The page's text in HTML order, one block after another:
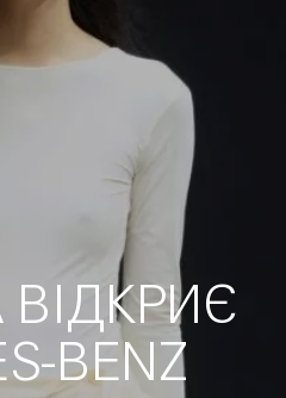
ВІДКРИЄ
BENZ